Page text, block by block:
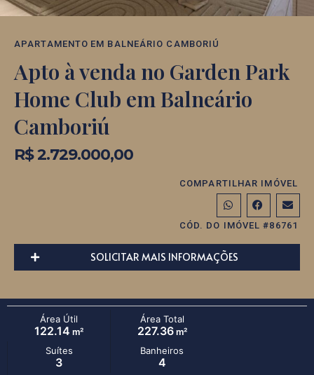
APARTAMENTO EM BALNEÁRIO CAMBORIÚ
Apto à venda no Garden Park
Home Club em Balneário
Camboriú
R$ 2.729.000,00
COMPARTILHAR IMÓVEL
CÓD. DO IMÓVEL #86761
SOLICITAR MAIS INFORMAÇÕES
Área Útil
122.14 m²
Área Total
227.36m²
Suítes
3
Banheiros
4